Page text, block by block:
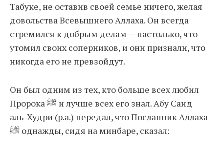
Табуке, не оставив своей семье ничего, желая
довольства Всевышнего Аллаха. Он всегда
стремился к добрым делам — настолько, что
утомил своих соперников, и они признали, что
никогда его не превзойдут.
Он был одним из тех, кто больше всех любил
Пророка ﷺ и лучше всех его знал. Абу Саид
аль-Худри (р.а.) передал, что Посланник Аллаха
ﷺ однажды, сидя на минбаре, сказал: